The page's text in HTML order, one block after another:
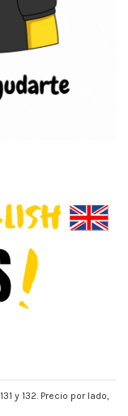
y 132. Precio por lado,